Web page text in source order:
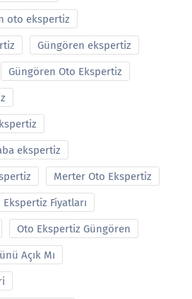
oto ekspertiz
Güngören ekspertiz
Güngören Oto Ekspertiz
ekspertiz
Merter Oto Ekspertiz
Ekspertiz Fiyatları
Oto Ekspertiz Güngören
Açık Mı